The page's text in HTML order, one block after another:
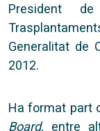
President
Generalitat de
2012.
Ha format part
Board, entre